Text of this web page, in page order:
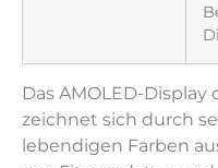
Das AMOLED-
zeichnet sich durch
lebendigen Farben